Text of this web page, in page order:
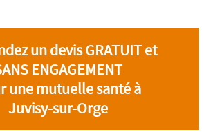
un devis GRATUIT et
ENGAGEMENT
une mutuelle santé à
Juvisy-sur-Orge